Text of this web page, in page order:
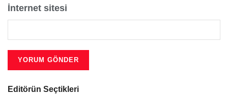
İnternet sitesi
Editörün Seçtikleri